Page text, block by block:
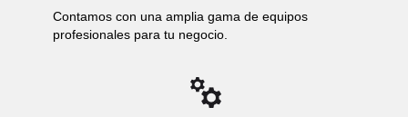
Contamos con una amplia gama de equipos
profesionales para tu negocio.